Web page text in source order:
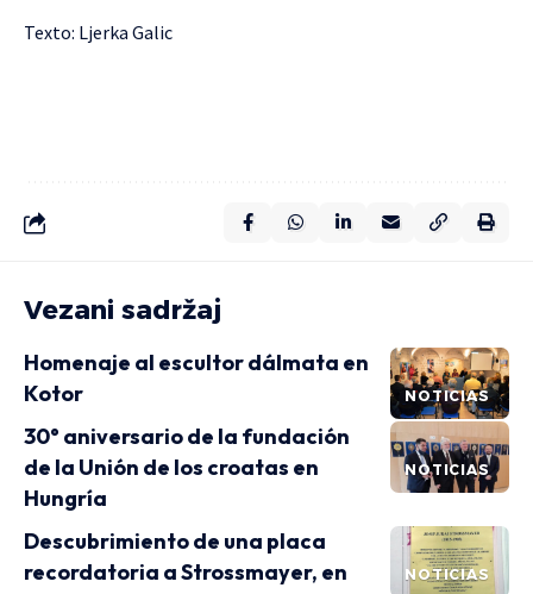
Texto: Ljerka Galic
Vezani sadržaj
NOTICIAS
Homenaje al escultor dálmata en
Kotor
NOTICIAS
30° aniversario de la fundación
de la Unión de los croatas en
Hungría
NOTICIAS
Descubrimiento de una placa
recordatoria a Strossmayer, en